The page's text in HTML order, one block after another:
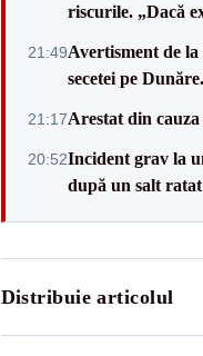
riscurile. „Dacă
21:49Avertisment de
secetei pe
21:17Arestat din
20:52Incident grav la
după un salt
Distribuie articolul